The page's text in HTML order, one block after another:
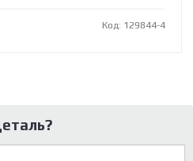
Код: 129844-4